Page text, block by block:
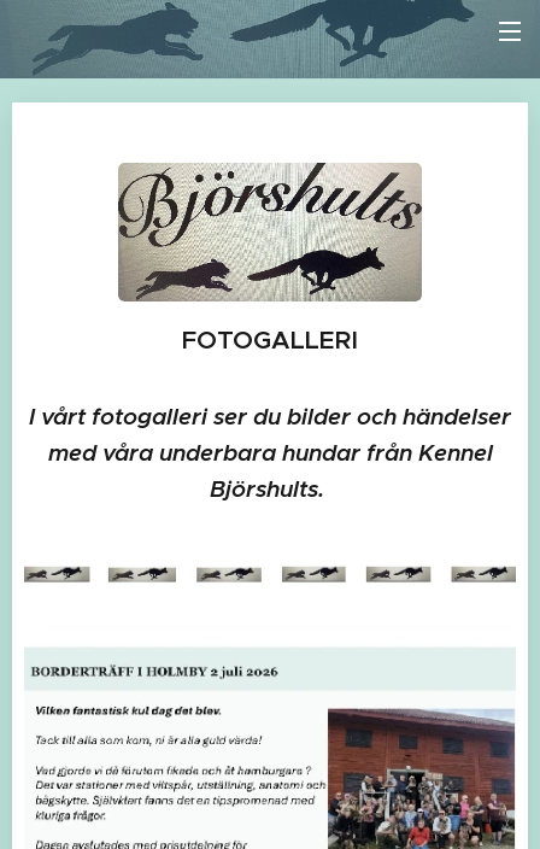
FOTOGALLERI
I vårt fotogalleri ser du bilder och händelser
med våra underbara hundar från Kennel
Björshults.